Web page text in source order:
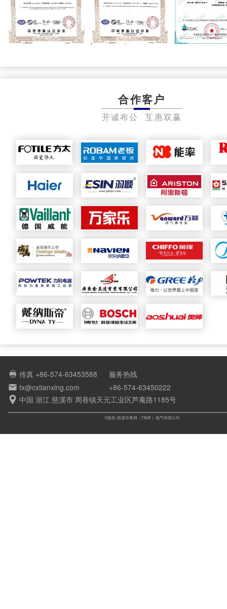
合作客户
开诚布公 互惠双赢
 传真 +86-574-63453588
 tx@cxtianxing.com
服务热线
+86-574-63450222
 中国 浙江 慈溪市 周巷镇天元工业区芦庵路1185号
©版权-慈溪市泰姆（TIME）电气有限公司